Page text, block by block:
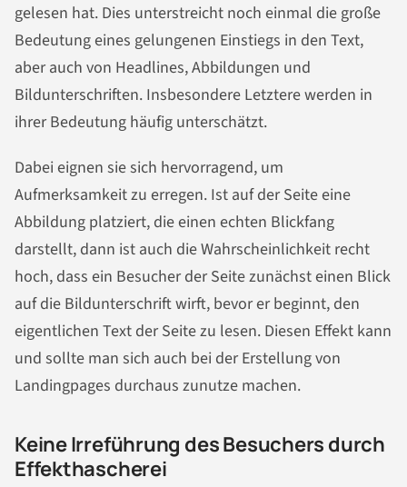
gelesen hat. Dies unterstreicht noch einmal die große
Bedeutung eines gelungenen Einstiegs in den Text,
aber auch von Headlines, Abbildungen und
Bildunterschriften. Insbesondere Letztere werden in
ihrer Bedeutung häufig unterschätzt.
Dabei eignen sie sich hervorragend, um
Aufmerksamkeit zu erregen. Ist auf der Seite eine
Abbildung platziert, die einen echten Blickfang
darstellt, dann ist auch die Wahrscheinlichkeit recht
hoch, dass ein Besucher der Seite zunächst einen Blick
auf die Bildunterschrift wirft, bevor er beginnt, den
eigentlichen Text der Seite zu lesen. Diesen Effekt kann
und sollte man sich auch bei der Erstellung von
Landingpages durchaus zunutze machen.
Keine Irreführung des Besuchers durch
Effekthascherei